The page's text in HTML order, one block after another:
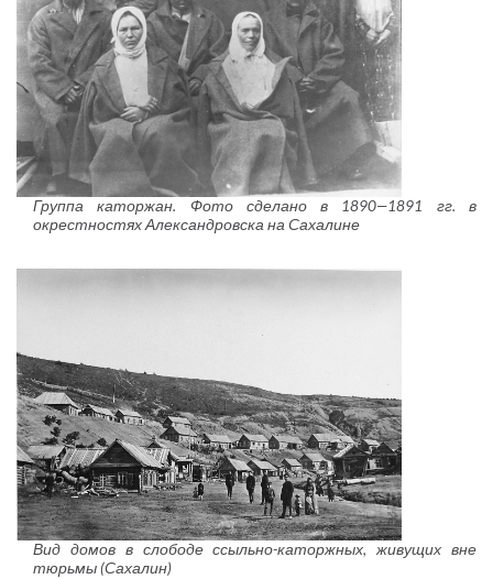
Группа каторжан. Фото сделано в 1890—1891 гг. в
окрестностях Александровска на Сахалине
Вид домов в слободе ссыльно-каторжных, живущих вне
тюрьмы (Сахалин)